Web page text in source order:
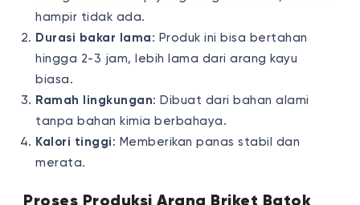
hampir tidak ada.
Durasi bakar lama : Produk ini bisa bertahan
hingga 2-3 jam, lebih lama dari arang kayu
biasa.
Ramah lingkungan: Dibuat dari bahan alami
tanpa bahan kimia berbahaya.
Kalori tinggi : Memberikan panas stabil dan
merata.
Proses Produksi Arang Briket Batok